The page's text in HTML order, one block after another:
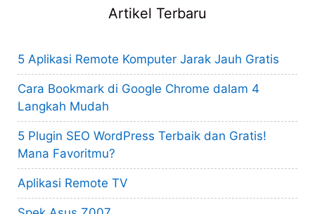
Artikel Terbaru
5 Aplikasi Remote Komputer Jarak Jauh Gratis
Cara Bookmark di Google Chrome dalam 4
Langkah Mudah
5 Plugin SEO WordPress Terbaik dan Gratis!
Mana Favoritmu?
Aplikasi Remote TV